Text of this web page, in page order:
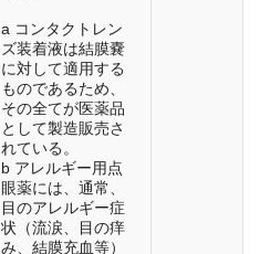
a コンタクトレン
ズ装着液は結膜嚢
に対して適用する
ものであるため、
その全てが医薬品
として製造販売さ
れている。
b アレルギー用点
眼薬には、通常、
目のアレルギー症
状（流涙、目の痒
み、結膜充血等）